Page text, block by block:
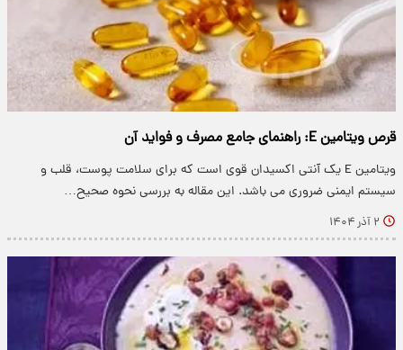
قرص ویتامین E: راهنمای جامع مصرف و فواید آن
ویتامین E یک آنتی اکسیدان قوی است که برای سلامت پوست، قلب و
سیستم ایمنی ضروری می باشد. این مقاله به بررسی نحوه صحیح…
۲ آذر ۱۴۰۴